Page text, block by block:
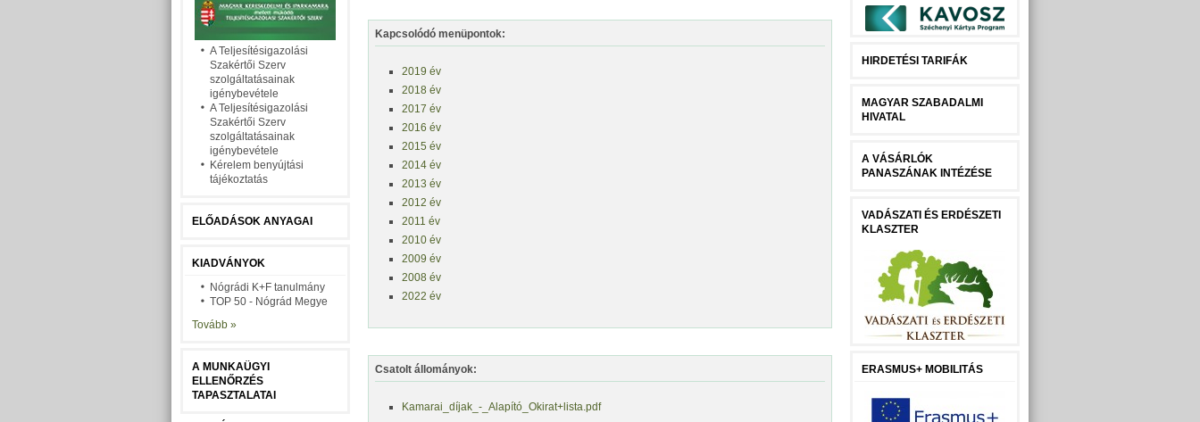
A Teljesítésigazolási
Szakértői Szerv
szolgáltatásainak
igénybevétele
A Teljesítésigazolási
Szakértői Szerv
szolgáltatásainak
igénybevétele
Kérelem benyújtási
tájékoztatás
ELŐADÁSOK ANYAGAI
KIADVÁNYOK
Nógrádi K+F tanulmány
TOP 50 - Nógrád Megye
Tovább »
A MUNKAÜGYI
ELLENŐRZÉS
TAPASZTALATAI
Kapcsolódó menüpontok:
2019 év
2018 év
2017 év
2016 év
2015 év
2014 év
2013 év
2012 év
2011 év
2010 év
2009 év
2008 év
2022 év
Csatolt állományok:
Kamarai_díjak_-_Alapító_Okirat+lista.pdf
HIRDETÉSI TARIFÁK
MAGYAR SZABADALMI
HIVATAL
A VÁSÁRLÓK
PANASZÁNAK INTÉZÉSE
VADÁSZATI ÉS ERDÉSZETI
KLASZTER
ERASMUS+ MOBILITÁS